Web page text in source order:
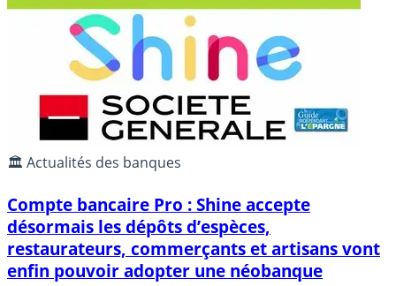
🏛️ Actualités des banques
Compte bancaire Pro : Shine accepte
désormais les dépôts d’espèces,
restaurateurs, commerçants et artisans vont
enfin pouvoir adopter une néobanque